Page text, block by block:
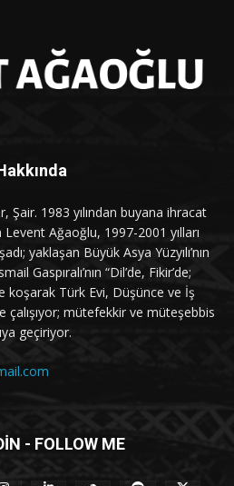
Şair. 1983 yılından buyana ihracat
Ağaoğlu, 1997-2001 yılları
yaklaşan Büyük Asya Yüzyılı’nın
Gaspıralı’nın “Dil’de, Fikir’de;
koşarak Türk Evi, Düşünce ve İş
çalışıyor; mütefekkir ve müteşebbis
geçiriyor.
- FOLLOW ME